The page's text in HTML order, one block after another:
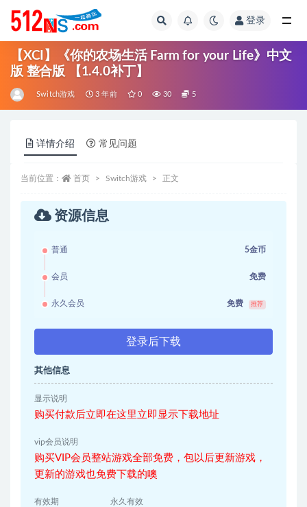
登录
【XCI】《你的农场生活 Farm for your Life》中文
版 整合版 【1.4.0补丁】
Switch游戏 3 年前 0 30 5
详情介绍 常见问题
当前位置： 首页 Switch游戏 正文
资源信息
普通 5金币
会员 免费
永久会员 免费 推荐
登录后下载
其他信息
显示说明
购买付款后立即在这里立即显示下载地址
vip会员说明
购买VIP会员整站游戏全部免费，包以后更新游戏，
更新的游戏也免费下载的噢
有效期 永久有效